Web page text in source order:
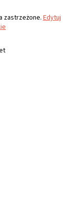
zastrzeżone.Edytuj